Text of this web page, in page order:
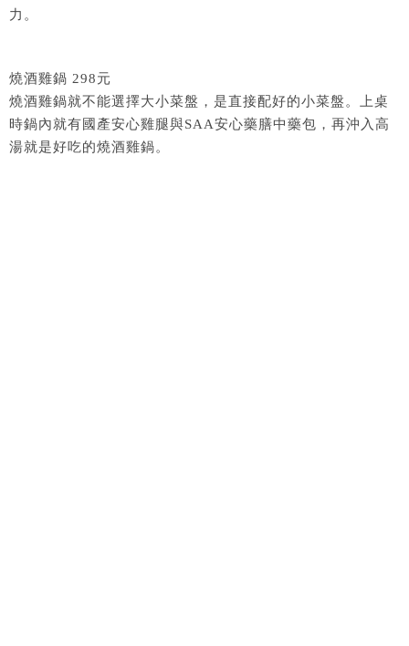
力。
燒酒雞鍋 298元
燒酒雞鍋就不能選擇大小菜盤，是直接配好的小菜盤。上桌
時鍋內就有國產安心雞腿與SAA安心藥膳中藥包，再沖入高
湯就是好吃的燒酒雞鍋。